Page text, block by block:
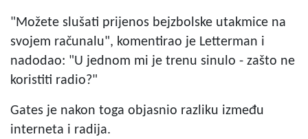
"Možete slušati prijenos bejzbolske utakmice na
svojem računalu", komentirao je Letterman i
nadodao: "U jednom mi je trenu sinulo - zašto ne
koristiti radio?"
Gates je nakon toga objasnio razliku između
interneta i radija.